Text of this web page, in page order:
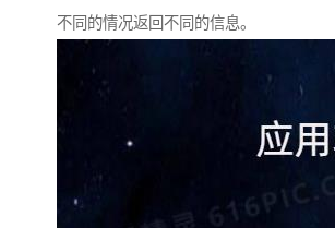
不同的情况返回不同的信息。